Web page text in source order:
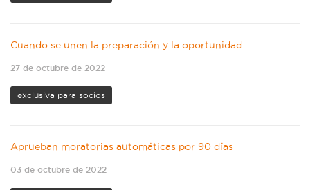
Cuando se unen la preparación y la oportunidad
27 de octubre de 2022
exclusiva para socios
Aprueban moratorias automáticas por 90 días
03 de octubre de 2022